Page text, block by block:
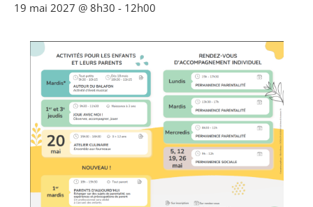
19 mai 2027 @ 8h30 - 12h00